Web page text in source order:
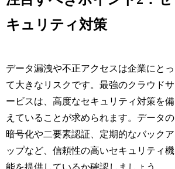
キュリティ対策
データ漏洩や不正アクセスは企業にとっ
て大きなリスクです。最強のクラウドサ
ービスは、高度なセキュリティ対策を備
えていることが求められます。データの
暗号化や二要素認証、定期的なバックア
ップなど、信頼性の高いセキュリティ機